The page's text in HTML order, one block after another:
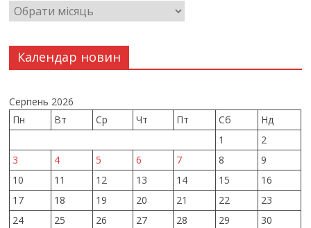
Календар новин
Серпень 2026
Пн
Вт Ср Чт Пт Сб
Нд
1
2
3
4 5 6 7 8
9
10
11 12 13 14 15
16
17
18 19 20 21 22
23
24
25 26 27 28 29
30